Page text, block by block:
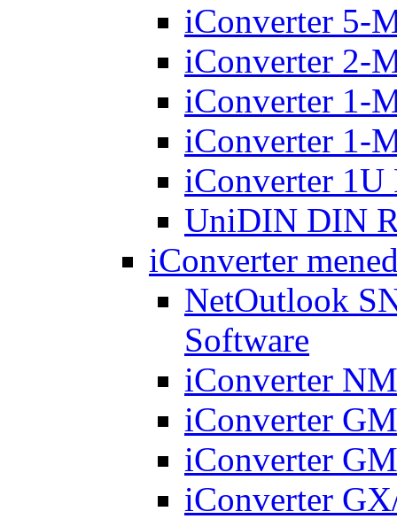
iConverter 5-
iConverter 2-
iConverter 1-
iConverter 1-
iConverter
UniDIN DIN
iConverter
NetOutlook
Software
iConverter
iConverter
iConverter
iConverter